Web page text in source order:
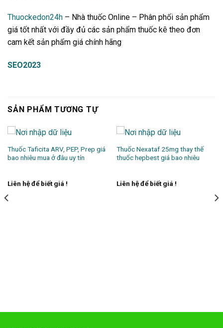
Thuockedon24h – Nhà thuốc Online – Phân phối sản phẩm
giá tốt nhất với đầy đủ các sản phẩm thuốc kê theo đơn
cam kết sản phẩm giá chính hãng
SEO2023
SẢN PHẨM TƯƠNG TỰ
Thuốc Taficita ARV, PEP, Prep giá
bao nhiêu mua ở đâu uy tín
Liên hệ để biết giá !
Thuốc Nexataf 25mg thay thế
thuốc hepbest giá bao nhiêu
Liên hệ để biết giá !